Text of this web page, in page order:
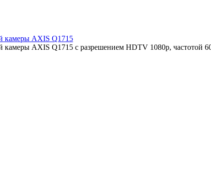
камеры AXIS Q1715
камеры AXIS Q1715 с разрешением HDTV 1080p, частотой